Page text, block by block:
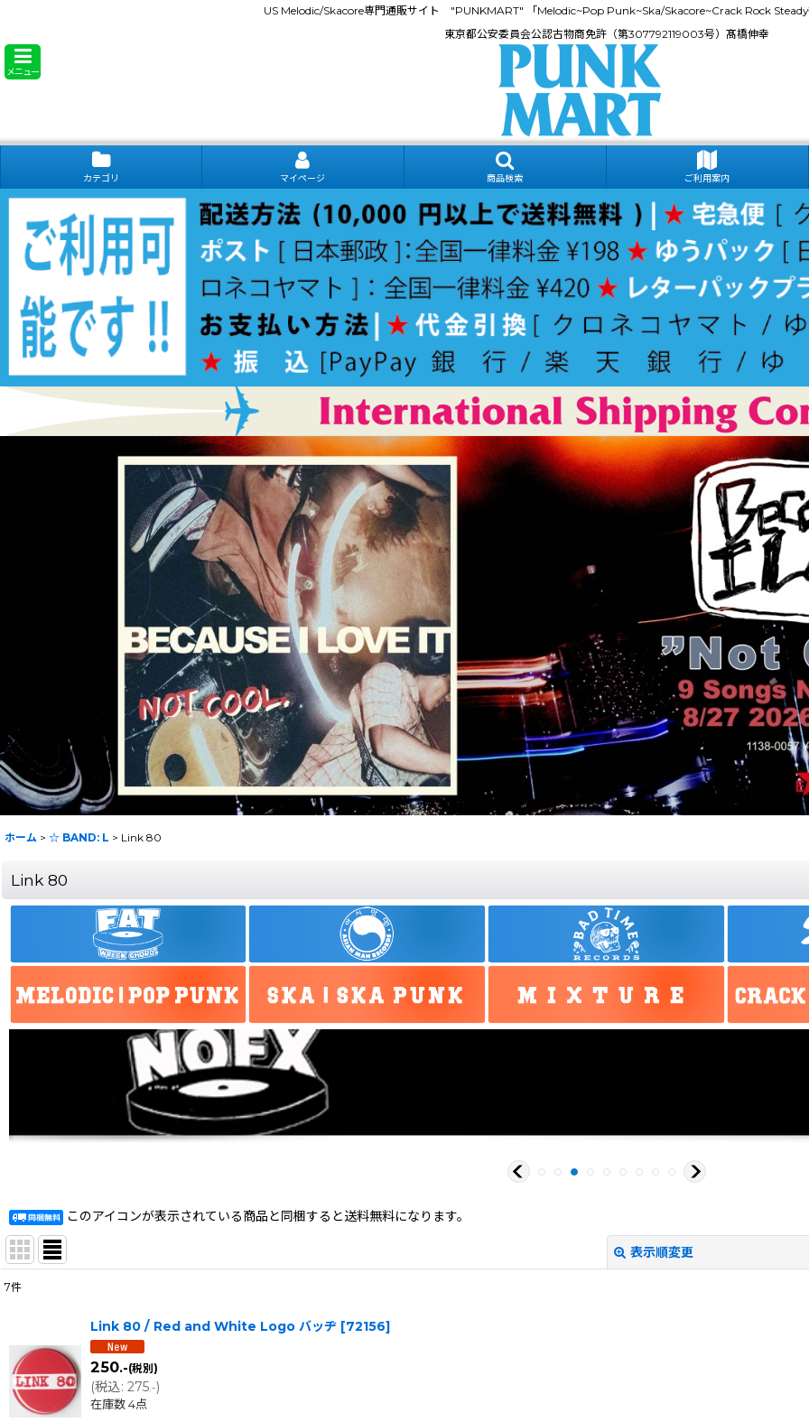
US Melodic/Skacore専門通販サイト "PUNKMART" 「Melodic~Pop Punk~Ska/Skacore~Crack Rock Steady
東京都公安委員会公認古物商免許（第307792119003号）髙橋伸幸
メニュー
カテゴリ マイページ 商品検索 ご利用案内
ホーム > ☆ BAND: L > Link 80
Link 80
このアイコンが表示されている商品と同梱すると送料無料になります。
表示順変更
在庫あり
並び順:
7件
Link 80 / Red and White Logo バッヂ [72156]
250.-(税別)
(税込: 275 .-)
在庫数 4点